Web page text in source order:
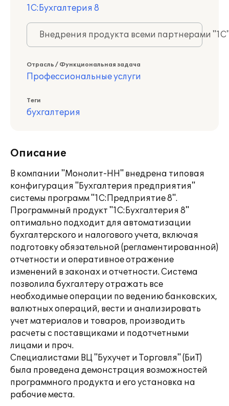
1С:Бухгалтерия 8
Внедрения продукта всеми партнерами
Отрасль / Функциональная задача
Профессиональные услуги
Теги
бухгалтерия
Описание
В компании "Монолит-НН" внедрена типовая
конфигурация "Бухгалтерия предприятия"
системы программ "1С:Предприятие 8".
Программный продукт "1C:Бухгалтерия 8"
оптимально подходит для автоматизации
бухгалтерского и налогового учета, включая
подготовку обязательной (регламентированной)
отчетности и оперативное отражение
изменений в законах и отчетности. Система
позволила бухгалтеру отражать все
необходимые операции по ведению банковских,
валютных операций, вести и анализировать
учет материалов и товаров, производить
расчеты с поставщиками и подотчетными
лицами и проч.
Специалистами ВЦ "Бухучет и Торговля" (БиТ)
была проведена демонстрация возможностей
программного продукта и его установка на
рабочие места.